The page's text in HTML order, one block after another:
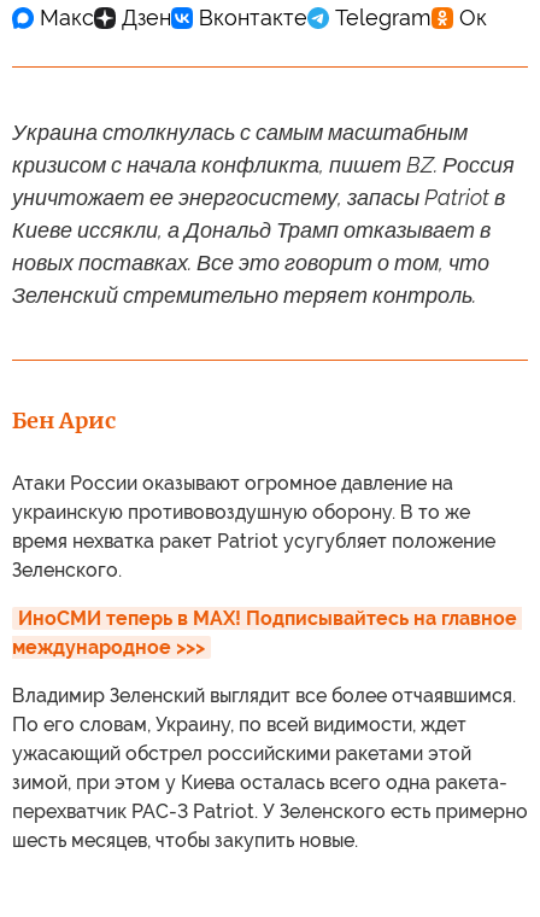
Украина столкнулась с самым масштабным
кризисом с начала конфликта, пишет BZ. Россия
уничтожает ее энергосистему, запасы Patriot в
Киеве иссякли, а Дональд Трамп отказывает в
новых поставках. Все это говорит о том, что
Зеленский стремительно теряет контроль.
Бен Арис
Атаки России оказывают огромное давление на
украинскую противовоздушную оборону. В то же
время нехватка ракет Patriot усугубляет положение
Зеленского.
ИноСМИ теперь в MAX! Подписывайтесь на главное
международное >>>
Владимир Зеленский выглядит все более отчаявшимся.
По его словам, Украину, по всей видимости, ждет
ужасающий обстрел российскими ракетами этой
зимой, при этом у Киева осталась всего одна ракета-
перехватчик PAC-3 Patriot. У Зеленского есть примерно
шесть месяцев, чтобы закупить новые.